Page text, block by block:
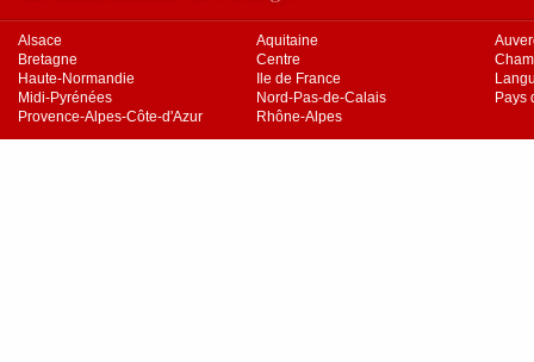
Alsace Aquitaine
Bretagne
Centre
Haute-Normandie
Ile de France
Midi-Pyrénées
Nord-Pas-de-Calais
Pays
Provence-Alpes-Côte-d'Azur
Rhône-Alpes